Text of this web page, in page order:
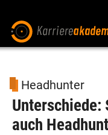
ENGLISCHE
E-LEARNING
FAQ
Headhunter
Unterschiede:
auch